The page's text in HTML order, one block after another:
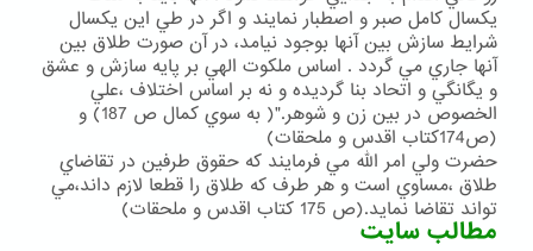
يكسال كامل صبر و اصطبار نمايند و اگر در طي اين يكسال
شرايط سازش بين آنها بوجود نيامد، در آن صورت طلاق بين
آنها جاري مي گردد . اساس ملكوت الهي بر پايه سازش و عشق
و يگانگي و اتحاد بنا گرديده و نه بر اساس اختلاف ،علي
الخصوص در بين زن و شوهر."( به سوي كمال ص 187) و
(ص174كتاب اقدس و ملحقات)
حضرت ولي امر الله مي فرمايند كه حقوق طرفين در تقاضاي
طلاق ،مساوي است و هر طرف كه طلاق را قطعا لازم داند،مي
تواند تقاضا نمايد.(ص 175 كتاب اقدس و ملحقات)
مطالب سایت